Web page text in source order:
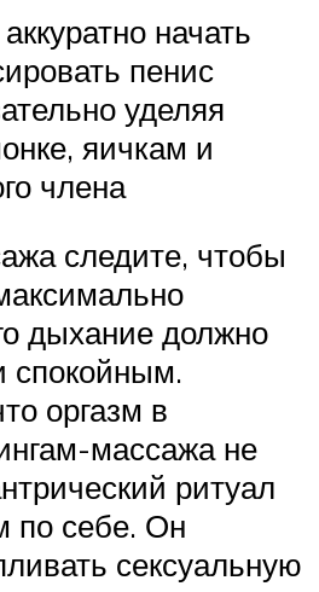
начать
пенис
уделяя
яичкам и
члена
следите, чтобы
дыхание должно
спокойным.
оргазм в
массажа не
ритуал
по себе. Он
сексуальную